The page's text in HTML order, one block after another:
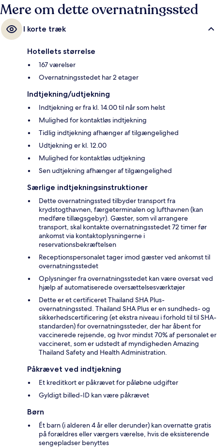
Mere om dette overnatningssted
I korte træk
Hotellets størrelse
167 værelser
Overnatningsstedet har 2 etager
Indtjekning/udtjekning
Indtjekning er fra kl. 14.00 til når som helst
Mulighed for kontaktløs indtjekning
Tidlig indtjekning afhænger af tilgængelighed
Udtjekning er kl. 12.00
Mulighed for kontaktløs udtjekning
Sen udtjekning afhænger af tilgængelighed
Særlige indtjekningsinstruktioner
Dette overnatningssted tilbyder transport fra
krydstogthavnen, færgeterminalen og lufthavnen (kan
medføre tillægsgebyr). Gæster, som vil arrangere
transport, skal kontakte overnatningsstedet 72 timer før
ankomst via kontaktoplysningerne i
reservationsbekræftelsen
Receptionspersonalet tager imod gæster ved ankomst til
overnatningsstedet
Oplysninger fra overnatningsstedet kan være oversat ved
hjælp af automatiserede oversættelsesværktøjer
Dette er et certificeret Thailand SHA Plus-
overnatningssted. Thailand SHA Plus er en sundheds- og
sikkerhedscertificering (et ekstra niveau i forhold til til SHA-
standarden) for overnatningssteder, der har åbent for
vaccinerede rejsende, og hvor mindst 70% af personalet er
vaccineret, som er udstedt af myndigheden Amazing
Thailand Safety and Health Administration.
Påkrævet ved indtjekning
Et kreditkort er påkrævet for påløbne udgifter
Gyldigt billed-ID kan være påkrævet
Børn
Ét barn (i alderen 4 år eller derunder) kan overnatte gratis
på forældres eller værgers værelse, hvis de eksisterende
sengepladser benyttes